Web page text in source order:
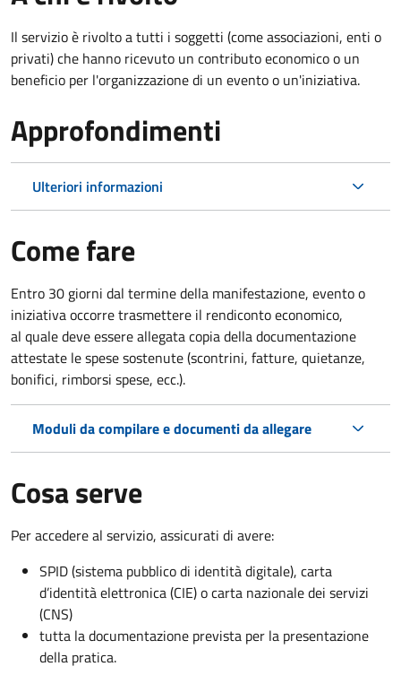
Il servizio è rivolto a tutti i soggetti (come associazioni, enti o
privati) che hanno ricevuto un contributo economico o un
beneficio per l'organizzazione di un evento o un'iniziativa.
Approfondimenti
Ulteriori informazioni
Come fare
Entro 30 giorni dal termine della manifestazione, evento o
iniziativa occorre trasmettere il rendiconto economico,
al quale deve essere allegata copia della documentazione
attestate le spese sostenute (scontrini, fatture, quietanze,
bonifici, rimborsi spese, ecc.).
Moduli da compilare e documenti da allegare
Cosa serve
Per accedere al servizio, assicurati di avere:
SPID (sistema pubblico di identità digitale), carta
d’identità elettronica (CIE) o carta nazionale dei servizi
(CNS)
tutta la documentazione prevista per la presentazione
della pratica.